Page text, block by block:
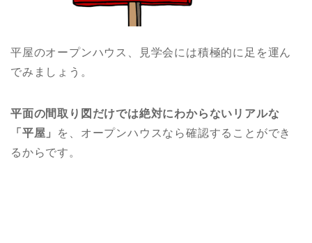
平屋のオープンハウス、見学会には積極的に足を運ん
でみましょう。
平面の間取り図だけでは絶対にわからないリアルな
「平屋」
を、オープンハウスなら確認することができ
るからです。